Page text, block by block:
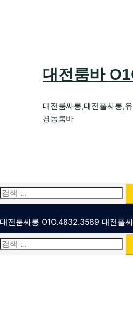
대전룸바
대전룸싸롱,대전풀싸롱,
평동룸바
검
색:
유성룸싸롱 O1O.4832.3589 대전퍼
대전룸싸롱 O1O.4832.3589 대전풀
검